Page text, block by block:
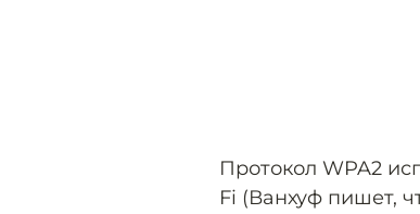
Протокол WPA2
Fi (Ванхуф пишет,